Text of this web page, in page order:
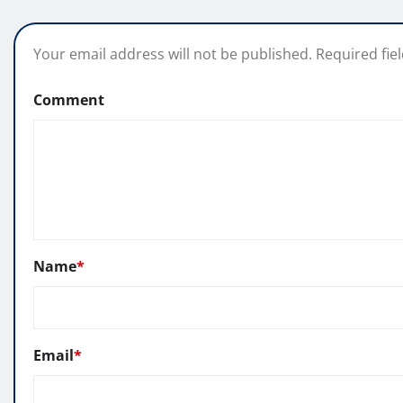
Your email address will not be published. Required
Comment
Name*
Email*